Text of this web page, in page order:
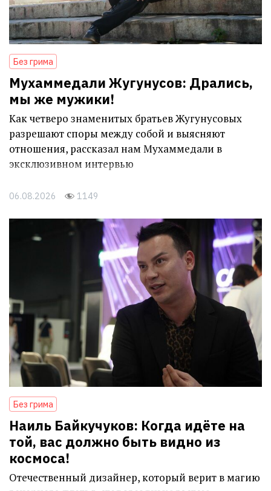
Без грима
Мухаммедали Жугунусов: Дрались,
мы же мужики!
Как четверо знаменитых братьев Жугунусовых
разрешают споры между собой и выясняют
отношения, рассказал нам Мухаммедали в
эксклюзивном интервью
06.08.2026 1149
Без грима
Наиль Байкучуков: Когда идёте на
той, вас должно быть видно из
космоса!
Отечественный дизайнер, который верит в магию